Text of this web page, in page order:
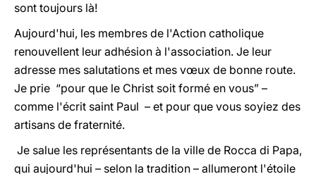
sont toujours là!
Aujourd'hui, les membres de l'Action catholique
renouvellent leur adhésion à l'association. Je leur
adresse mes salutations et mes vœux de bonne route.
Je prie “pour que le Christ soit formé en vous” –
comme l'écrit saint Paul – et pour que vous soyiez des
artisans de fraternité.
Je salue les représentants de la ville de Rocca di Papa,
qui aujourd'hui – selon la tradition – allumeront l'étoile